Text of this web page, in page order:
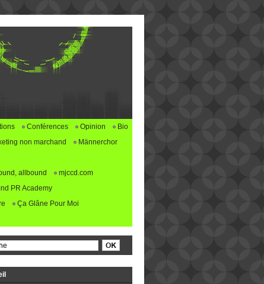
Conférences Opinion
Bio
non marchand
Männerchor
allbound
mjccd.com
PR Academy
Ça Glâne Pour Moi